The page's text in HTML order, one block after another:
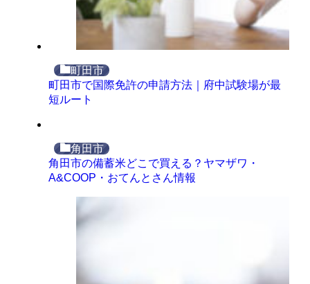
町田市
町田市で国際免許の申請方法｜府中試験場が最
短ルート
角田市
角田市の備蓄米どこで買える？ヤマザワ・
A&COOP・おてんとさん情報